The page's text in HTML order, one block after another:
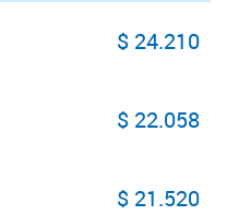
$ 24.210
$ 22.058
$ 21.520